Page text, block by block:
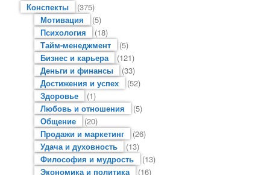
Конспекты
(375)
Мотивация
(5)
Психология
(18)
Тайм-менеджмент
(5)
Бизнес и карьера
(121)
Деньги и финансы
(33)
Достижения и успех
(52)
Здоровье
(1)
Любовь и отношения
(5)
Общение
(20)
Продажи и маркетинг
(26)
Удача и духовность
(13)
Философия и мудрость
(13)
Экономика и политика
(16)